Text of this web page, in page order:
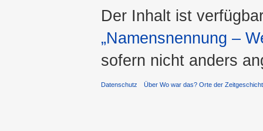
Der Inhalt ist
„Namensnennung –
sofern nicht anders
Datenschutz Über Wo war das? Orte der